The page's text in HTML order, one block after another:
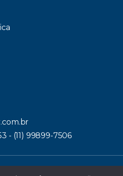
- (11) 99899-7506